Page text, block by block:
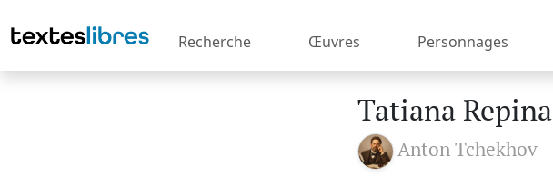
Recherche Œuvres Personnages
Tatiana Repina
Anton Tchekhov